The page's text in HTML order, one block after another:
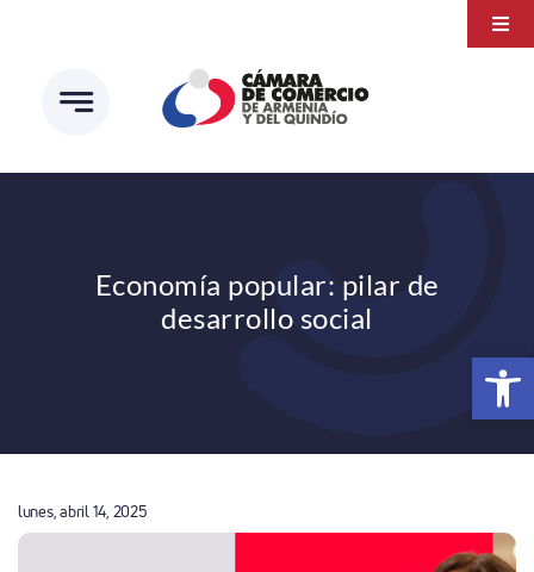
Abrir
contenido
Economía popular: pilar de
desarrollo social
lunes, abril 14, 2025